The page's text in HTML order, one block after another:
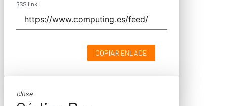
RSS link
COPIAR ENLACE
close